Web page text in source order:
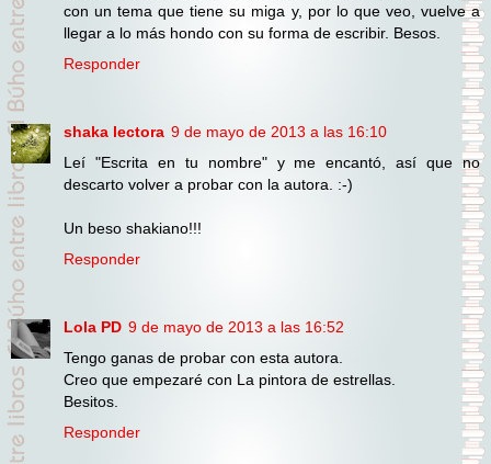
con un tema que tiene su miga y, por lo que veo, vuelve a
llegar a lo más hondo con su forma de escribir. Besos.
Responder
shaka lectora 9 de mayo de 2013 a las 16:10
Leí "Escrita en tu nombre" y me encantó, así que no
descarto volver a probar con la autora. :-)
Un beso shakiano!!!
Responder
Lola PD 9 de mayo de 2013 a las 16:52
Tengo ganas de probar con esta autora.
Creo que empezaré con La pintora de estrellas.
Besitos.
Responder